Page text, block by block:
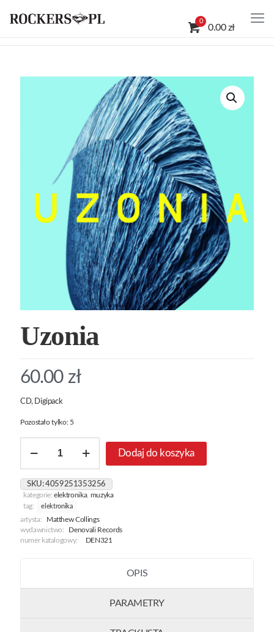
0
0.00 zł
Uzonia
60.00 zł
CD, Digipack
Pozostało tylko: 5
Uzonia
Dodaj do koszyka
SKU:4059251353256
kategorie:elektronika, muzyka
tag:
elektronika
artysta:
Matthew Collings
wydawnictwo:
Denovali Records
numer katalogowy:
DEN321
OPIS
PARAMETRY